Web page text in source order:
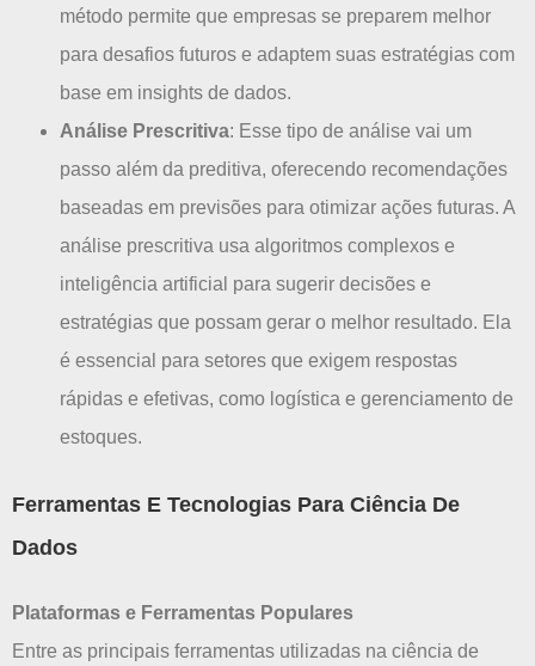
método permite que empresas se preparem melhor
para desafios futuros e adaptem suas estratégias com
base em insights de dados.
Análise Prescritiva: Esse tipo de análise vai um
passo além da preditiva, oferecendo recomendações
baseadas em previsões para otimizar ações futuras. A
análise prescritiva usa algoritmos complexos e
inteligência artificial para sugerir decisões e
estratégias que possam gerar o melhor resultado. Ela
é essencial para setores que exigem respostas
rápidas e efetivas, como logística e gerenciamento de
estoques.
Ferramentas E Tecnologias Para Ciência De
Dados
Plataformas e Ferramentas Populares
Entre as principais ferramentas utilizadas na ciência de